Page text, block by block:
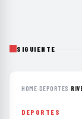
SIGUIENTE
HOME›DEPORTES ›
DEPORTES